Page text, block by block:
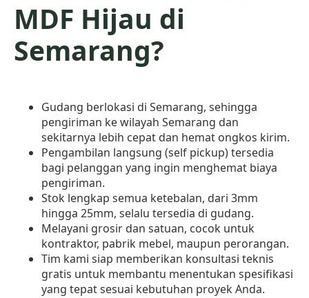
MDF Hijau di
Semarang?
Gudang berlokasi di Semarang, sehingga
pengiriman ke wilayah Semarang dan
sekitarnya lebih cepat dan hemat ongkos kirim.
Pengambilan langsung (self pickup) tersedia
bagi pelanggan yang ingin menghemat biaya
pengiriman.
Stok lengkap semua ketebalan, dari 3mm
hingga 25mm, selalu tersedia di gudang.
Melayani grosir dan satuan, cocok untuk
kontraktor, pabrik mebel, maupun perorangan.
Tim kami siap memberikan konsultasi teknis
gratis untuk membantu menentukan spesifikasi
yang tepat sesuai kebutuhan proyek Anda.